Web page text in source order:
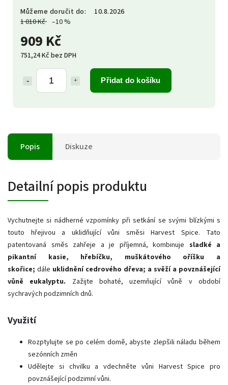
1 010 Kč –10 %
909 Kč
751,24 Kč bez DPH
Přidat do košíku
Můžeme doručit do: 10.8.2026
Popis Diskuze
Detailní popis produktu
Vychutnejte si nádherné vzpomínky při setkání se svými blízkými s
touto hřejivou a uklidňující vůni směsi Harvest Spice.
Tato
patentovaná směs zahřeje a je příjemná, kombinuje sladké a
pikantní kasie, hřebíčku, muškátového oříšku a
skořice; dále uklidnění cedrového dřeva; a svěží a povznášející
vůně eukalyptu.
Zažijte bohaté, uzemňující vůně v období
sychravých podzimních dnů.
Využití
Rozptylujte se po celém domě, abyste zlepšili náladu během
sezónních změn
Udělejte si chvilku a vdechněte vůni Harvest Spice pro
povznášející podzimní vůni.